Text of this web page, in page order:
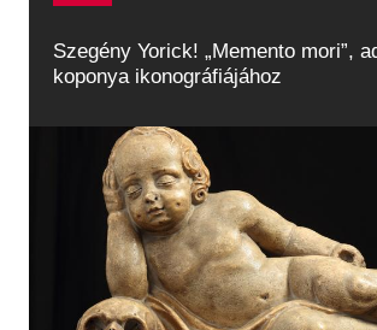
Szegény Yorick! „Memento mori”,
koponya ikonográfiájához